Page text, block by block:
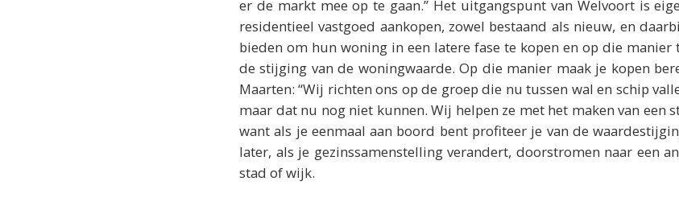
er de markt mee op te gaan.” Het uitgangspunt van Welvoort is
residentieel vastgoed aankopen, zowel bestaand als nieuw, en
bieden om hun woning in een latere fase te kopen en op die manier
de stijging van de woningwaarde. Op die manier maak je kopen
Maarten: “Wij richten ons op de groep die nu tussen wal en schip
maar dat nu nog niet kunnen. Wij helpen ze met het maken van een
want als je eenmaal aan boord bent profiteer je van de
later, als je gezinssamenstelling verandert, doorstromen naar een
stad of wijk.